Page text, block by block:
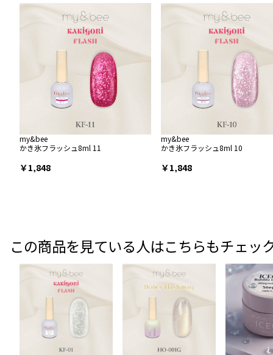
my&bee
かき氷フラッシュ8ml 11
￥1,848
my&bee
かき氷フラッシュ8ml 10
￥1,848
この商品を見ている人はこちらもチェッ